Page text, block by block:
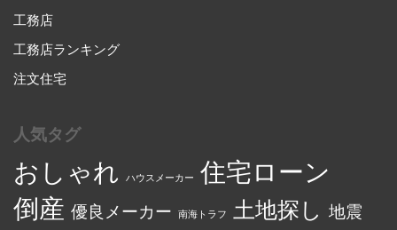
工務店
工務店ランキング
注文住宅
人気タグ
おしゃれ ハウスメーカー
住宅ローン
倒産 優良メーカー 南海トラフ 土地探し 地震